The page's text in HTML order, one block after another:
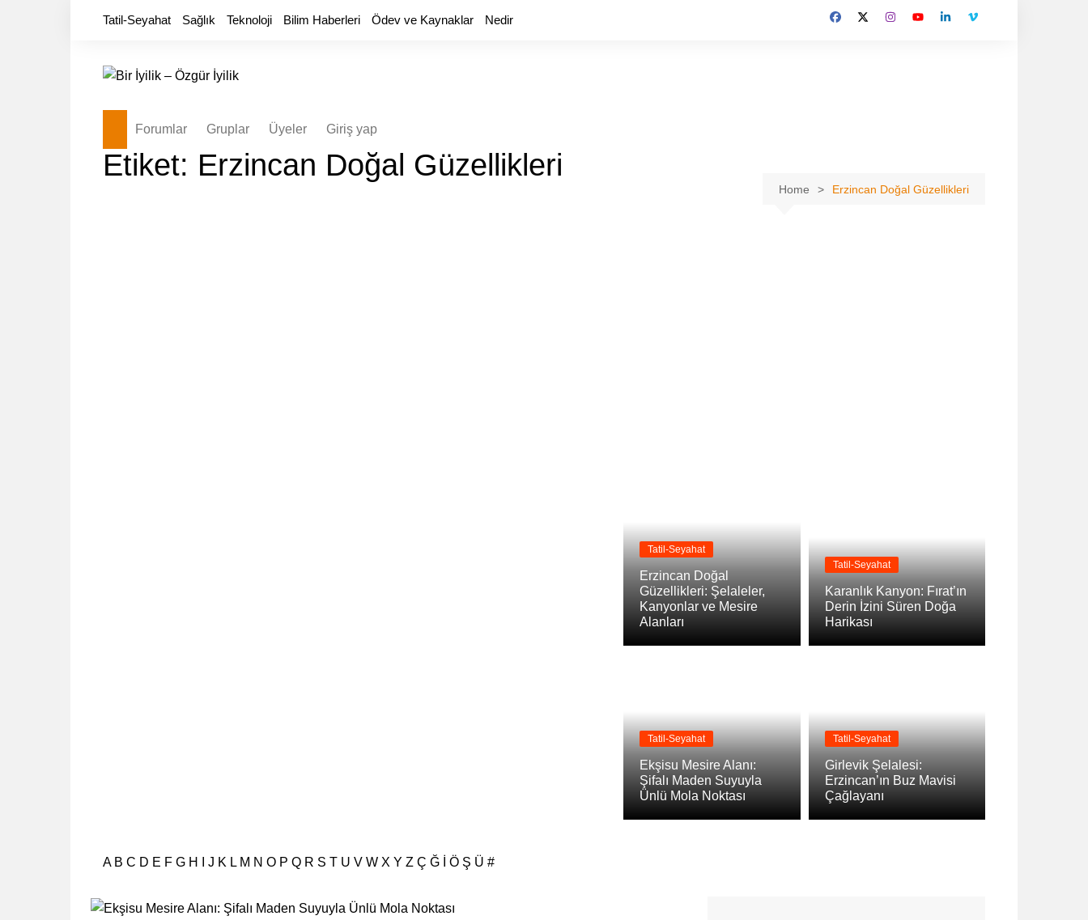
Tatil-Seyahat Sağlık Teknoloji Bilim Haberleri Ödev ve Kaynaklar Nedir
Forumlar Gruplar Üyeler Giriş yap
Etiket: Erzincan Doğal Güzellikleri
Home Erzincan Doğal Güzellikleri
Tatil-Seyahat
Erzincan Doğal
Güzellikleri: Şelaleler,
Kanyonlar ve Mesire
Alanları
Tatil-Seyahat
Karanlık Kanyon: Fırat’ın
Derin İzini Süren Doğa
Harikası
Tatil-Seyahat
Ekşisu Mesire Alanı:
Şifalı Maden Suyuyla
Ünlü Mola Noktası
Tatil-Seyahat
Girlevik Şelalesi:
Erzincan’ın Buz Mavisi
Çağlayanı
A B C D E F G H J K L M N O P Q R S T U V W X Y Z Ç Ğ Ö Ş Ü #